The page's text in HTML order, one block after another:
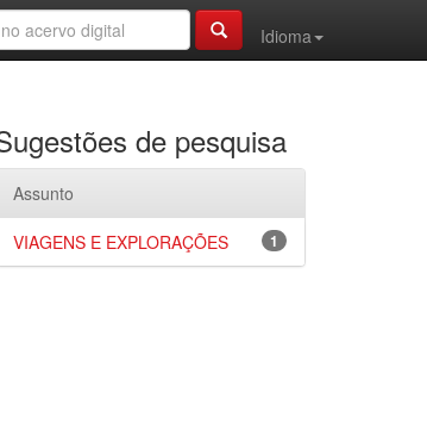
Idioma
de pesquisa
Assunto
1
VIAGENS E EXPLORAÇÕES